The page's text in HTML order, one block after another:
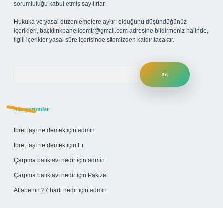
sorumluluğu kabul etmiş sayılırlar.
Hukuka ve yasal düzenlemelere aykırı olduğunu düşündüğünüz
içerikleri, backlinkpanelicomtr@gmail.com adresine bildirmeniz halinde,
ilgili içerikler yasal süre içerisinde sitemizden kaldırılacaktır.
Son yorumlar
Ibret taşı ne demek için admin
Ibret taşı ne demek için Er
Çarpma balık avı nedir için admin
Çarpma balık avı nedir için Pakize
Alfabenin 27 harfi nedir için admin